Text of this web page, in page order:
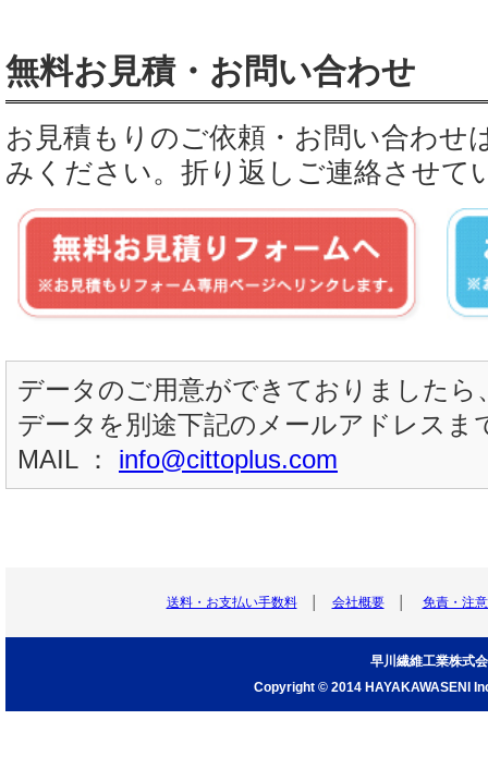
無料お見積・お問い合わせ
お見積もりのご依頼・お問い合わせ
みください。折り返しご連絡させて
データのご用意ができておりましたら
データを別途下記のメールアドレスま
MAIL ： info@cittoplus.com
送料・お支払い手数料│ 会社概要│ 免責・注
早川繊維工業株式
Copyright © 2014 HAYAKAWASENI